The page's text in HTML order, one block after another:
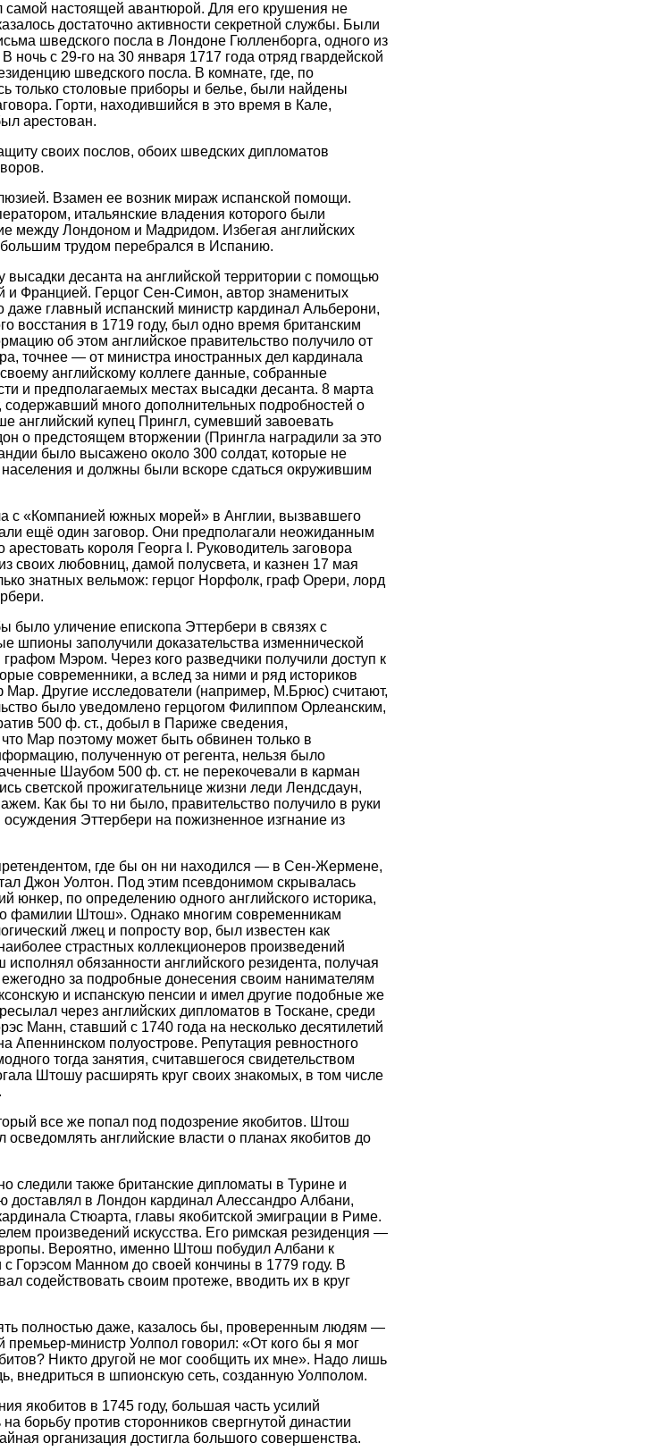
самой настоящей авантюрой. Для его крушения не
достаточно активности секретной службы. Были
шведского посла в Лондоне Гюлленборга, одного из
ночь с 29-го на 30 января 1717 года отряд гвардейской
шведского посла. В комнате, где, по
только столовые приборы и белье, были найдены
Горти, находившийся в это время в Кале,
арестован.
своих послов, обоих шведских дипломатов
Взамен ее возник мираж испанской помощи.
итальянские владения которого были
между Лондоном и Мадридом. Избегая английских
трудом перебрался в Испанию.
десанта на английской территории с помощью
и Францией. Герцог Сен-Симон, автор знаменитых
главный испанский министр кардинал Альберони,
восстания в 1719 году, был одно время британским
об этом английское правительство получило от
точнее — от министра иностранных дел кардинала
английскому коллеге данные, собранные
и предполагаемых местах высадки десанта. 8 марта
много дополнительных подробностей о
английский купец Прингл, сумевший завоевать
о предстоящем вторжении (Прингла наградили за это
было высажено около 300 солдат, которые не
и должны были вскоре сдаться окружившим
с «Компанией южных морей» в Англии, вызвавшего
ещё один заговор. Они предполагали неожиданным
короля Георга I. Руководитель заговора
своих любовниц, дамой полусвета, и казнен 17 мая
знатных вельмож: герцог Норфолк, граф Орери, лорд
было уличение епископа Эттербери в связях с
шпионы заполучили доказательства изменнической
Мэром. Через кого разведчики получили доступ к
современники, а вслед за ними и ряд историков
Другие исследователи (например, М.Брюс) считают,
было уведомлено герцогом Филиппом Орлеанским,
500 ф. ст., добыл в Париже сведения,
Map поэтому может быть обвинен только в
полученную от регента, нельзя было
Шаубом 500 ф. ст. не перекочевали в карман
светской прожигательнице жизни леди Лендсдаун,
Как бы то ни было, правительство получило в руки
Эттербери на пожизненное изгнание из
где бы он ни находился — в Сен-Жермене,
Джон Уолтон. Под этим псевдонимом скрывалась
юнкер, по определению одного английского историка,
фамилии Штош». Однако многим современникам
лжец и попросту вор, был известен как
страстных коллекционеров произведений
обязанности английского резидента, получая
за подробные донесения своим нанимателям
и испанскую пенсии и имел другие подобные же
через английских дипломатов в Тоскане, среди
Манн, ставший с 1740 года на несколько десятилетий
Апеннинском полуострове. Репутация ревностного
тогда занятия, считавшегося свидетельством
Штошу расширять круг своих знакомых, в том числе
все же попал под подозрение якобитов. Штош
английские власти о планах якобитов до
следили также британские дипломаты в Турине и
в Лондон кардинал Алессандро Албани,
Стюарта, главы якобитской эмиграции в Риме.
произведений искусства. Его римская резиденция —
Вероятно, именно Штош побудил Албани к
Горэсом Манном до своей кончины в 1779 году. В
содействовать своим протеже, вводить их в круг
полностью даже, казалось бы, проверенным людям —
премьер-министр Уолпол говорил: «От кого бы я мог
Никто другой не мог сообщить их мне». Надо лишь
внедриться в шпионскую сеть, созданную Уолполом.
якобитов в 1745 году, большая часть усилий
борьбу против сторонников свергнутой династии
организация достигла большого совершенства.